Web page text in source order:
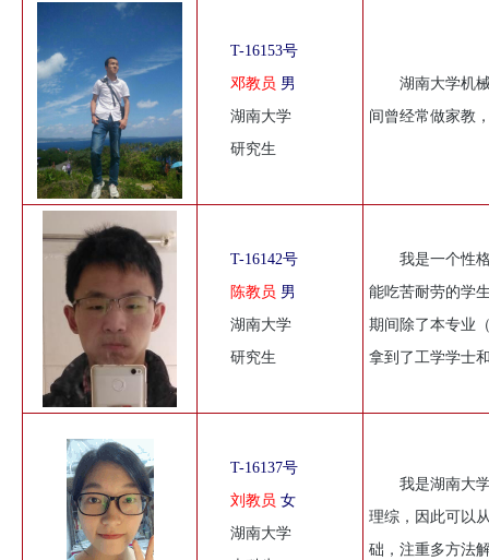
T-16153号
邓教员 男
湖南大学
研究生
湖南大学机
间曾经常做家教
T-16142号
陈教员 男
湖南大学
研究生
我是一个性
能吃苦耐劳的学
期间除了本专业
拿到了工学学士
T-16137号
刘教员 女
湖南大学
我是湖南大
理综，因此可以
础，注重多方法